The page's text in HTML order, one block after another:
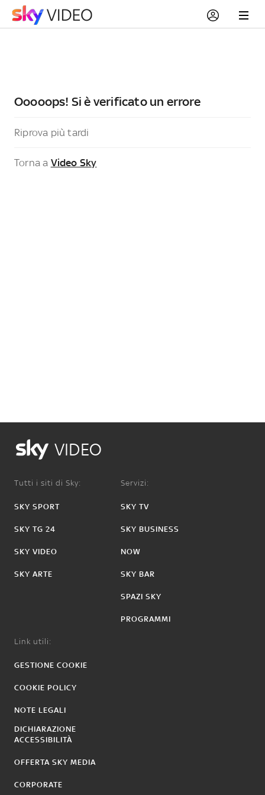
Ooooops! Si è verificato un errore
Riprova più tardi
Torna a Video Sky
VIDEO
Tutti i siti di Sky:
SKY SPORT
SKY TG 24
SKY VIDEO
SKY ARTE
Servizi:
SKY TV
SKY BUSINESS
NOW
SKY BAR
SPAZI SKY
PROGRAMMI
Link utili:
GESTIONE COOKIE
COOKIE POLICY
NOTE LEGALI
DICHIARAZIONE
ACCESSIBILITÀ
OFFERTA SKY MEDIA
CORPORATE